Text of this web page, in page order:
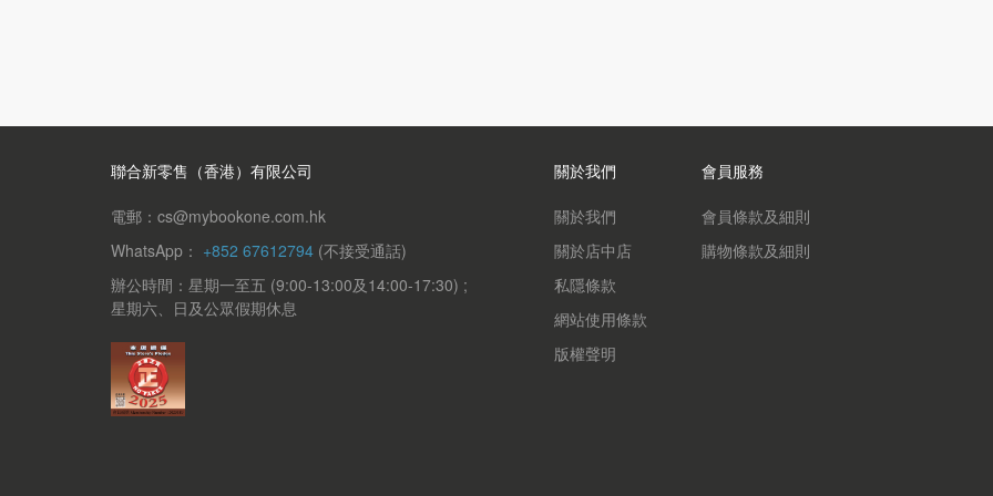
聯合新零售（香港）有限公司
電郵：cs@mybookone.com.hk
WhatsApp： +852 67612794 (不接受通話)
辦公時間：星期一至五 (9:00-13:00及14:00-17:30) ;
星期六、日及公眾假期休息
關於我們
關於我們
關於店中店
私隱條款
網站使用條款
版權聲明
會員服務
會員條款及細則
購物條款及細則